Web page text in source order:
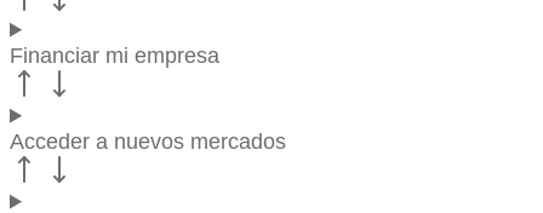
Financiar mi empresa
Acceder a nuevos mercados